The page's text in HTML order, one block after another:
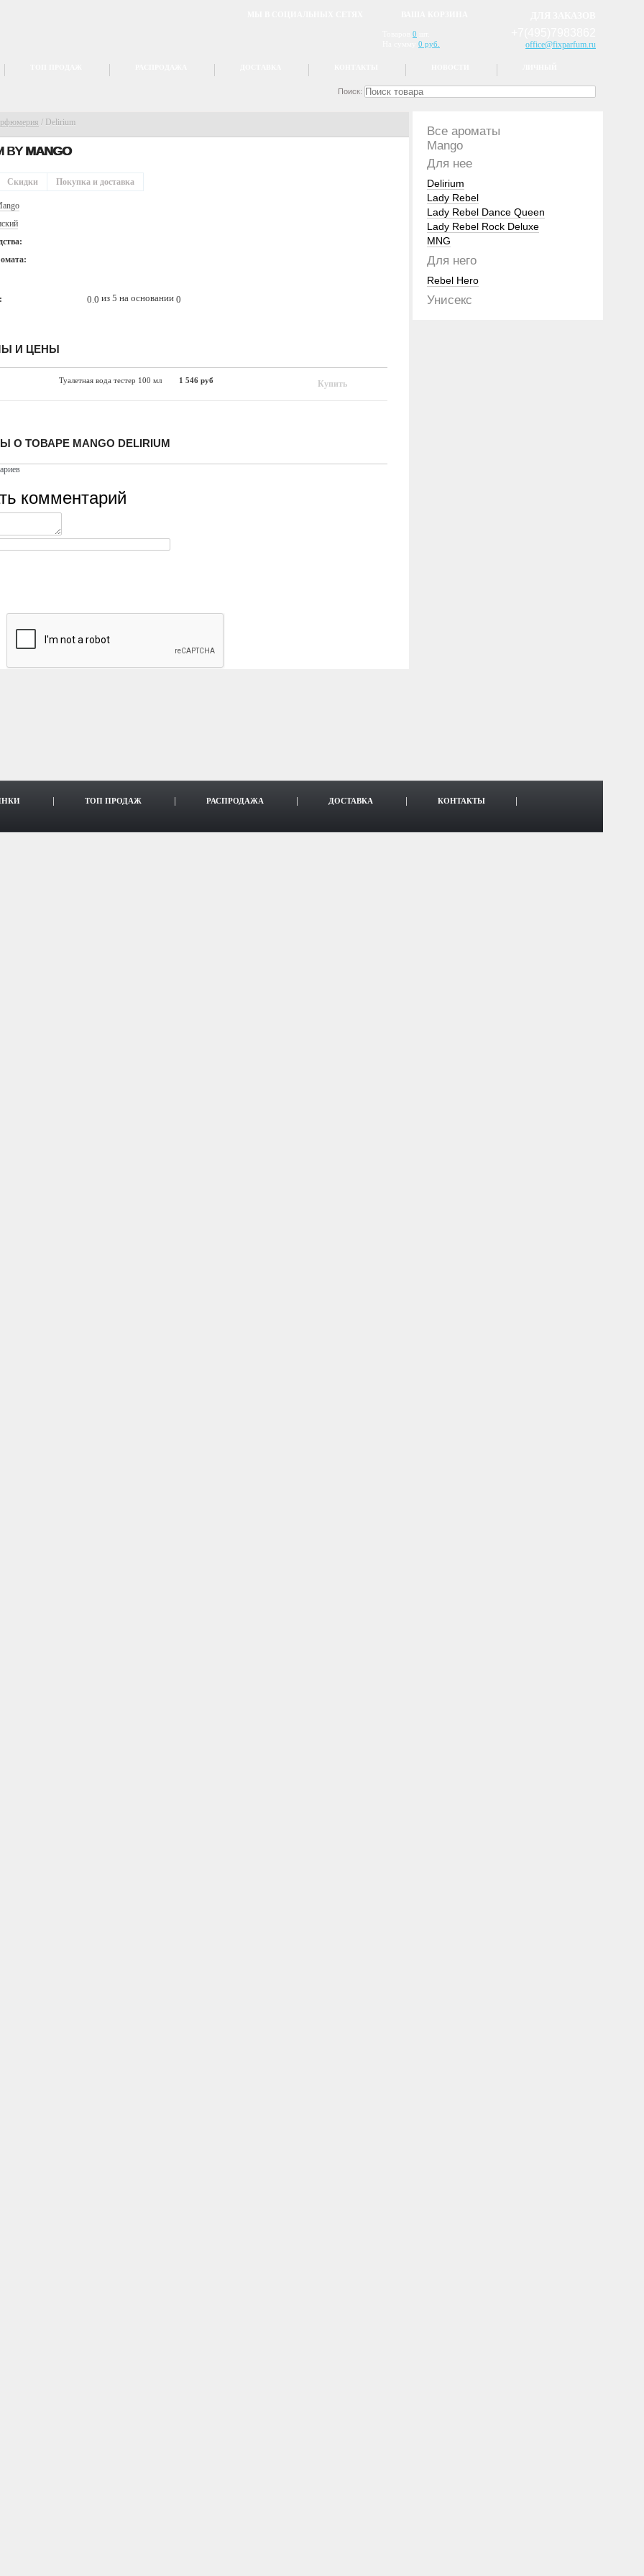
office@fixparfum.ru
0
0 руб.
Поиск:
/ Delirium
BYMANGO
0.0 из 5 на основании 0
Скидки Покупка и доставка
И ЦЕНЫ
Туалетная вода тестер 100 мл 1 546 руб
О ТОВАРЕ MANGO DELIRIUM
комментарий
Все ароматы
Mango
Для нее
Delirium
Lady Rebel
Lady Rebel Dance Queen
Lady Rebel Rock Deluxe
MNG
Для него
Rebel Hero
Унисекс
ТОП ПРОДАЖ РАСПРОДАЖА ДОСТАВКА
КОНТАКТЫ